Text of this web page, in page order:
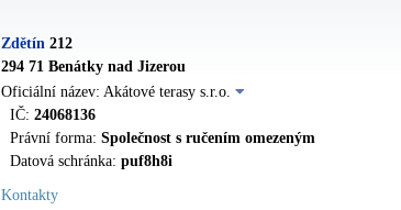
Zdětín 212
294 71 Benátky nad Jizerou
Oficiální název: Akátové terasy s.r.o.
IČ: 24068136
Právní forma: Společnost s ručením omezeným
Datová schránka: puf8h8i
Kontakty